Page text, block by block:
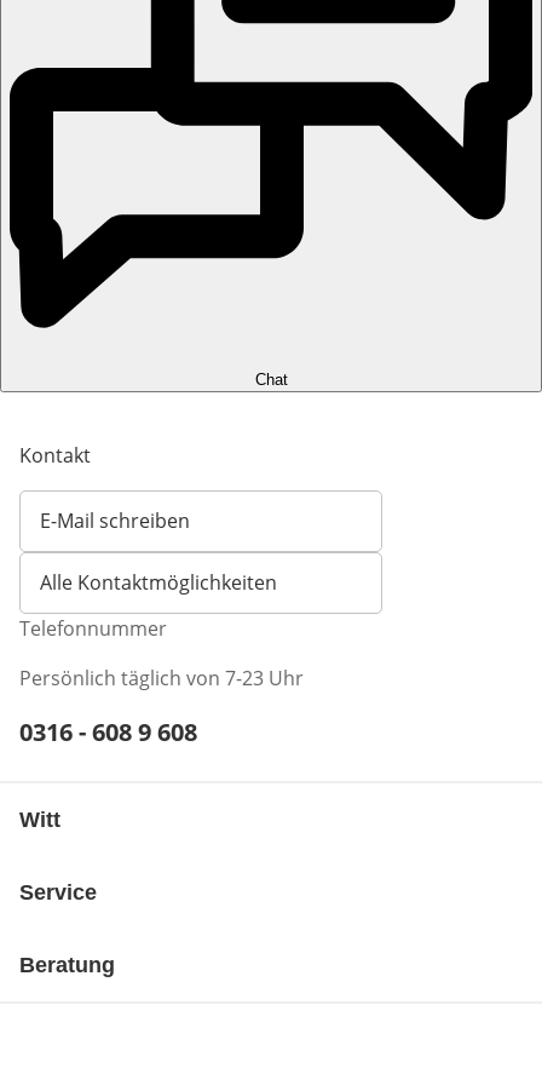
Chat
Kontakt
E-Mail schreiben
Öffnet E-Mail-Client
Alle Kontaktmöglichkeiten
Telefonnummer
Persönlich täglich von 7-23 Uhr
Telefonnummer:
0316 - 608 9 608
Witt
Service
Beratung